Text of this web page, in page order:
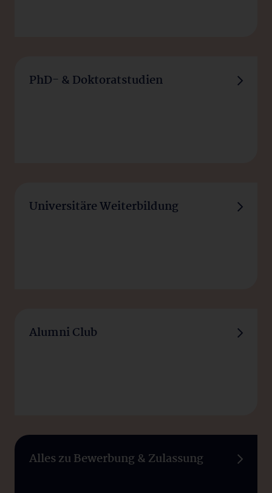
PhD- & Doktoratstudien
Universitäre Weiterbildung
Alumni Club
Alles zu Bewerbung & Zulassung